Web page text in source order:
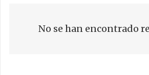
No se han encontrado